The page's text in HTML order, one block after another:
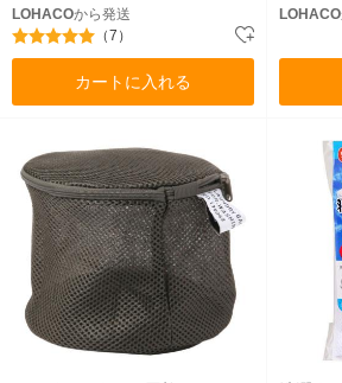
LOHACOから発送
（7）
カートに入れる
LOHACO